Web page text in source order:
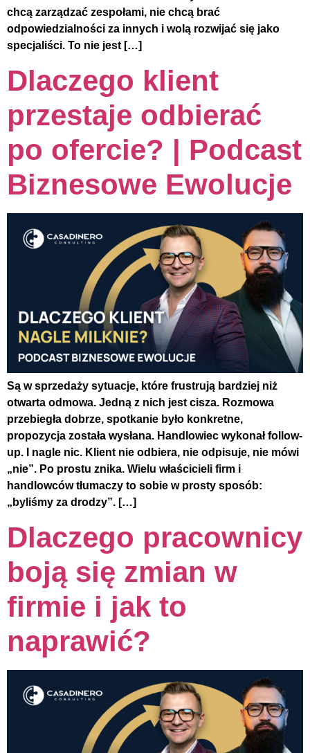
chcą zarządzać zespołami, nie chcą brać
odpowiedzialności za innych i wolą rozwijać się jako
specjaliści. To nie jest […]
Dlaczego klient
przestaje odbierać
po ofercie? | Podcast
Biznesowe Ewolucje
Są w sprzedaży sytuacje, które frustrują bardziej niż
otwarta odmowa. Jedną z nich jest cisza. Rozmowa
przebiegła dobrze, spotkanie było konkretne,
propozycja została wysłana. Handlowiec wykonał follow-
up. I nagle nic. Klient nie odbiera, nie odpisuje, nie mówi
„nie”. Po prostu znika. Wielu właścicieli firm i
handlowców tłumaczy to sobie w prosty sposób:
„byliśmy za drodzy”. […]
Dlaczego pracownicy
boją się zmian w
firmie i jak to
naprawić?